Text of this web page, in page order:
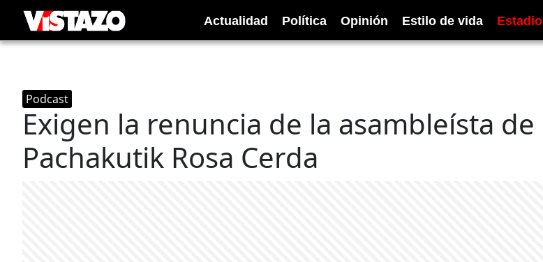
Actualidad Política Opinión Estilo de vida Estadio
Podcast
Exigen la renuncia de la asambleísta de
Pachakutik Rosa Cerda